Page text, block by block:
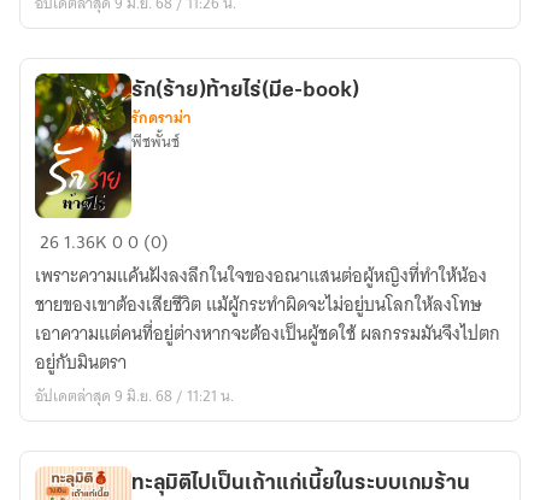
เก่า
(มีe-
book)
รัก(ร้าย)ท้าย
book)
รัก(ร้าย)ท้ายไร่(มีe-book)
รักดราม่า
พีชพั้นช์
261.36K00 (0)
เพราะความแค้นฝังลงลึกในใจของอณาแสนต่อผู้หญิงที่ทำให้น้อง
ชายของเขาต้องเสียชีวิต แม้ผู้กระทำผิดจะไม่อยู่บนโลกให้ลงโทษ
เอาความแต่คนที่อยู่ต่างหากจะต้องเป็นผู้ชดใช้ ผลกรรมมันจึงไปตก
อยู่กับมินตรา
อัปเดตล่าสุด 9 มิ.ย. 68 / 11:21 น.
ทะลุมิติไปเป็นเถ้าแก่เนี้ยในระบบเกมร้าน